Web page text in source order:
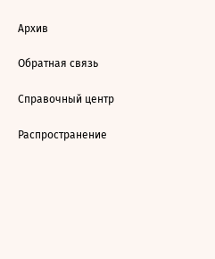
Архив
Обратная связь
Справочный центр
Распространение